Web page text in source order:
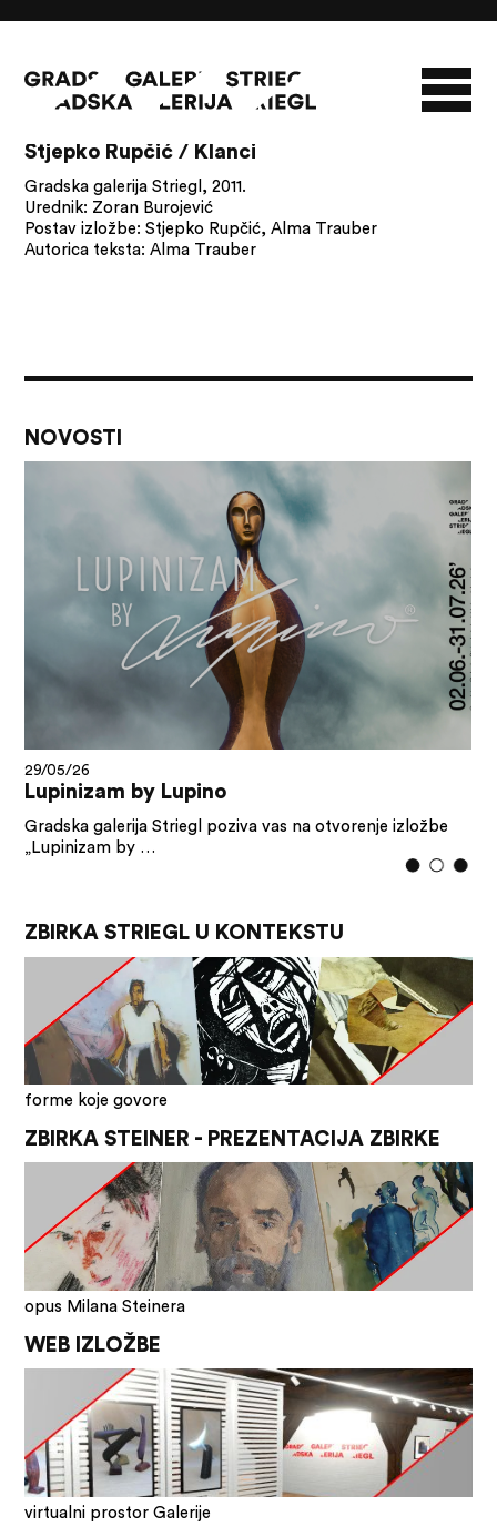
NOVOSTI
O GALERIJI
INFO
Stjepko Rupčić / Klanci
Gradska galerija Striegl, 2011.
Urednik: Zoran Burojević
Postav izložbe: Stjepko Rupčić, Alma Trauber
Autorica teksta: Alma Trauber
NOVOSTI
29/05/26
Lupinizam by Lupino
Gradska galerija Striegl poziva vas na otvorenje izložbe
„Lupinizam by …
ZBIRKA STRIEGL U KONTEKSTU
forme koje govore
ZBIRKA STEINER - PREZENTACIJA ZBIRKE
opus Milana Steinera
WEB IZLOŽBE
virtualni prostor Galerije